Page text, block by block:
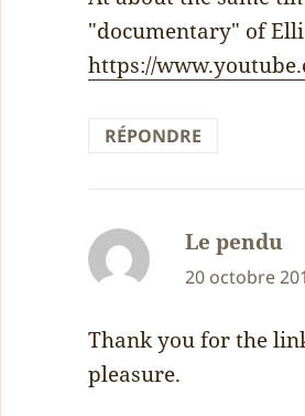
"documentary" of
https://
RÉPONDRE
Le pendu
20 octobre
Thank you for the
pleasure.